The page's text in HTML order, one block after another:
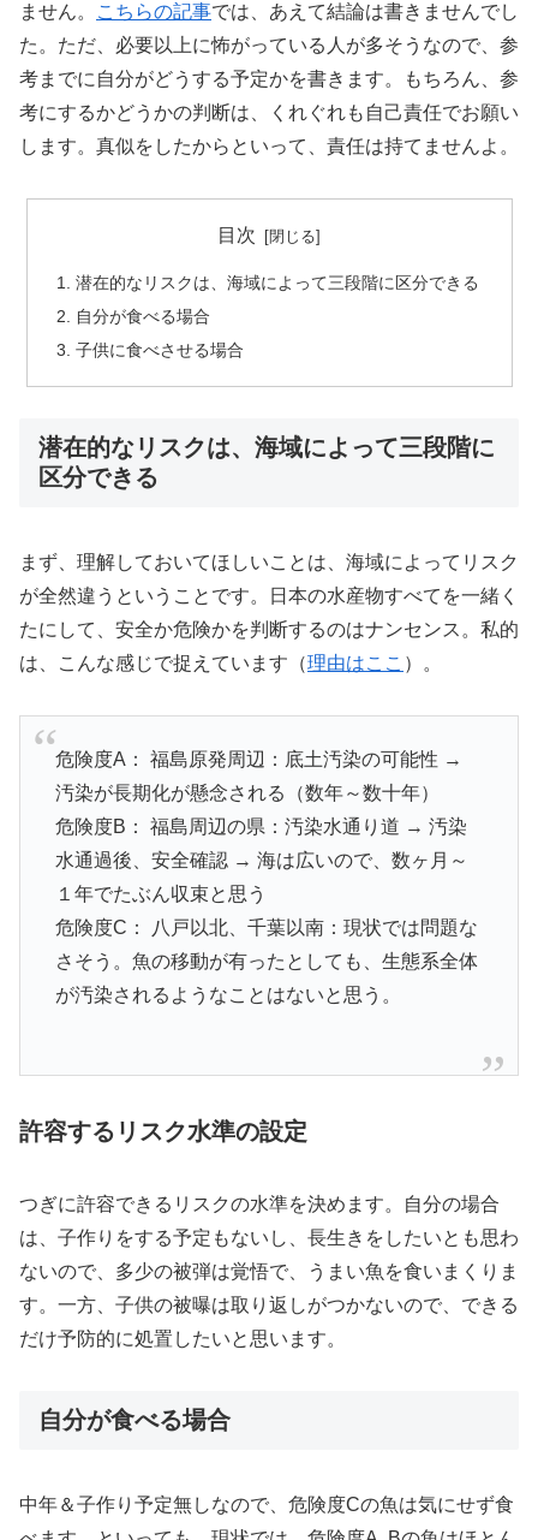
ません。
こちらの記事では、あえて結論は書きませんでし
た。ただ、必要以上に怖がっている人が多そうなので、参
考までに自分がどうする予定かを書きます。もちろん、参
考にするかどうかの判断は、くれぐれも自己責任でお願い
します。真似をしたからといって、責任は持てませんよ。
目次
潜在的なリスクは、海域によって三段階に区分できる
自分が食べる場合
子供に食べさせる場合
潜在的なリスクは、海域によって三段階に
区分できる
まず、理解しておいてほしいことは、海域によってリスク
が全然違うということです。日本の水産物すべてを一緒く
たにして、安全か危険かを判断するのはナンセンス。私的
は、こんな感じで捉えています（理由はここ ）。
危険度A： 福島原発周辺：底土汚染の可能性 →
汚染が長期化が懸念される（数年～数十年）
危険度B： 福島周辺の県：汚染水通り道 → 汚染
水通過後、安全確認 → 海は広いので、数ヶ月～
１年でたぶん収束と思う
危険度C： 八戸以北、千葉以南：現状では問題な
さそう。魚の移動が有ったとしても、生態系全体
が汚染されるようなことはないと思う。
許容するリスク水準の設定
つぎに許容できるリスクの水準を決めます。自分の場合
は、子作りをする予定もないし、長生きをしたいとも思わ
ないので、多少の被弾は覚悟で、うまい魚を食いまくりま
す。一方、子供の被曝は取り返しがつかないので、できる
だけ予防的に処置したいと思います。
自分が食べる場合
中年＆子作り予定無しなので、危険度Cの魚は気にせず食